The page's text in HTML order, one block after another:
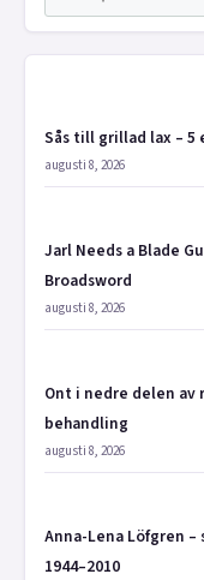
Sås till grillad lax –
augusti 8, 2026
Jarl Needs a Blade
Broadsword
augusti 8, 2026
Ont i nedre delen av
behandling
augusti 8, 2026
Anna-Lena Löfgren
1944–2010